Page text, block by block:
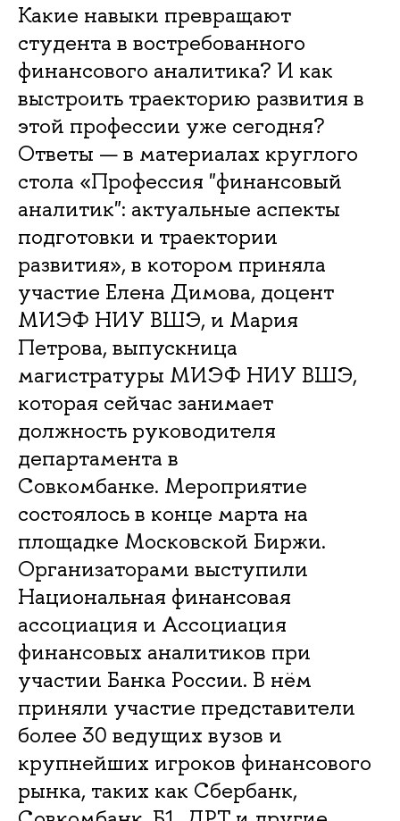
Какие навыки превращают
студента в востребованного
финансового аналитика? И как
выстроить траекторию развития в
этой профессии уже сегодня?
Ответы — в материалах круглого
стола «Профессия "финансовый
аналитик": актуальные аспекты
подготовки и траектории
развития», в котором приняла
участие Елена Димова, доцент
МИЭФ НИУ ВШЭ, и Мария
Петрова, выпускница
магистратуры МИЭФ НИУ ВШЭ,
которая сейчас занимает
должность руководителя
департамента в
Совкомбанке. Мероприятие
состоялось в конце марта на
площадке Московской Биржи.
Организаторами выступили
Национальная финансовая
ассоциация и Ассоциация
финансовых аналитиков при
участии Банка России. В нём
приняли участие представители
более 30 ведущих вузов и
крупнейших игроков финансового
рынка, таких как Сбербанк,